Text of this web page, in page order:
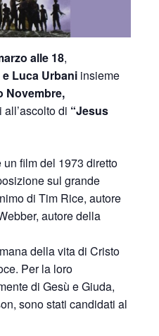
alle 18,
Luca Urbani insieme
Novembre,
di “Jesus
un film del 1973 diretto
sul grande
di Tim Rice, autore
autore della
della vita di Cristo
Per la loro
di Gesù e Giuda,
sono stati candidati al